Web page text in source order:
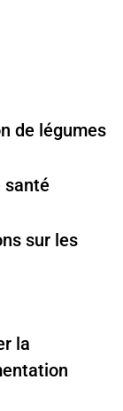
de légumes
santé
sur les
la